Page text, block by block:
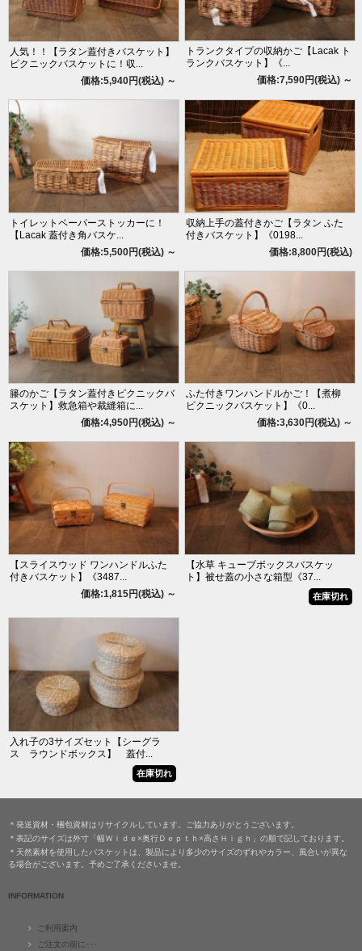
人気！！【ラタン蓋付きバスケット】
ピクニックバスケットに！収...
価格:5,940円(税込) ～
トランクタイプの収納かご【Lacak ト
ランクバスケット】《...
価格:7,590円(税込) ～
トイレットペーパーストッカーに！
【Lacak 蓋付き角バスケ...
価格:5,500円(税込) ～
収納上手の蓋付きかご【ラタン ふた
付きバスケット】《0198...
価格:8,800円(税込)
籐のかご【ラタン蓋付きピクニックバ
スケット】救急箱や裁縫箱に...
価格:4,950円(税込) ～
ふた付きワンハンドルかご！【煮柳
ピクニックバスケット】《0...
価格:3,630円(税込) ～
【スライスウッド ワンハンドルふた
付きバスケット】《3487...
価格:1,815円(税込) ～
【水草 キューブボックスバスケッ
ト】被せ蓋の小さな箱型《37...
在庫切れ
入れ子の3サイズセット【シーグラ
ス ラウンドボックス】 蓋付...
在庫切れ
＊発送資材・梱包資材はリサイクルしています。ご協力ありがとうございます。
＊表記のサイズは外寸「幅Ｗｉｄｅ×奥行Ｄｅｐｔｈ×高さＨｉｇｈ」の順で記しております。
＊天然素材を使用したバスケットは、製品により多少のサイズのずれやカラー、風合いが異な
る場合がございます。予めご了承くださいませ。
INFORMATION
ご利用案内
ご注文の前に･･･